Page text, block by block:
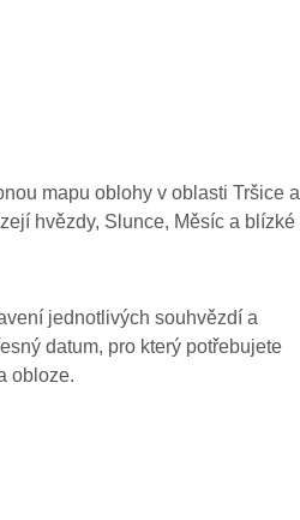
mapu oblohy v oblasti Tršice a
hvězdy, Slunce, Měsíc a blízké
jednotlivých souhvězdí a
datum, pro který potřebujete
obloze.